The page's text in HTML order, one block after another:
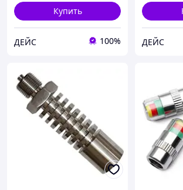
Купить
ДЕЙС 100% ДЕЙС